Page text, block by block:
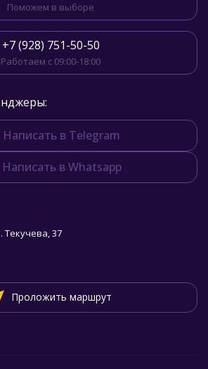
Поможем в выборе
+7 (928) 751-50-50
Работаем с 09:00-18:00
Написать в Telegram
Написать в Whatsapp
Текучева, 37
Проложить маршрут